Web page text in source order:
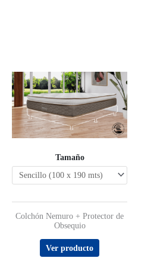
Tamaño
Colchón Nemuro + Protector de
Obsequio
Ver producto